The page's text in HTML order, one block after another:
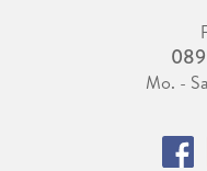
Mo. -